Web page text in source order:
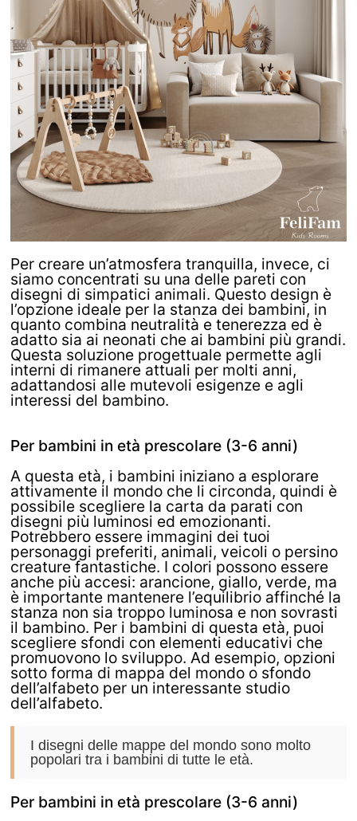
Per creare un’atmosfera tranquilla, invece, ci
siamo concentrati su una delle pareti con
disegni di simpatici animali. Questo design è
l’opzione ideale per la stanza dei bambini, in
quanto combina neutralità e tenerezza ed è
adatto sia ai neonati che ai bambini più grandi.
Questa soluzione progettuale permette agli
interni di rimanere attuali per molti anni,
adattandosi alle mutevoli esigenze e agli
interessi del bambino.
Per bambini in età prescolare (3-6 anni)
A questa età, i bambini iniziano a esplorare
attivamente il mondo che li circonda, quindi è
possibile scegliere la carta da parati con
disegni più luminosi ed emozionanti.
Potrebbero essere immagini dei tuoi
personaggi preferiti, animali, veicoli o persino
creature fantastiche. I colori possono essere
anche più accesi: arancione, giallo, verde, ma
è importante mantenere l’equilibrio affinché la
stanza non sia troppo luminosa e non sovrasti
il ​​bambino. Per i bambini di questa età, puoi
scegliere sfondi con elementi educativi che
promuovono lo sviluppo. Ad esempio, opzioni
sotto forma di mappa del mondo o sfondo
dell’alfabeto per un interessante studio
dell’alfabeto.
I disegni delle mappe del mondo sono molto
popolari tra i bambini di tutte le età.
Per bambini in età prescolare (3-6 anni)